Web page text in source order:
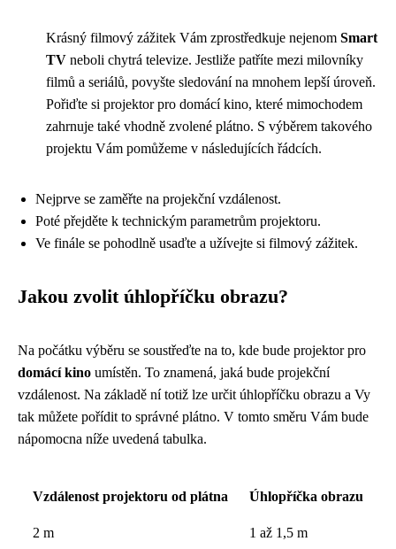
Krásný filmový zážitek Vám zprostředkuje nejenom Smart
TV neboli chytrá televize. Jestliže patříte mezi milovníky
filmů a seriálů, povyšte sledování na mnohem lepší úroveň.
Pořiďte si projektor pro domácí kino, které mimochodem
zahrnuje také vhodně zvolené plátno. S výběrem takového
projektu Vám pomůžeme v následujících řádcích.
Nejprve se zaměřte na projekční vzdálenost.
Poté přejděte k technickým parametrům projektoru.
Ve finále se pohodlně usaďte a užívejte si filmový zážitek.
Jakou zvolit úhlopříčku obrazu?
Na počátku výběru se soustřeďte na to, kde bude projektor pro
domácí kino umístěn. To znamená, jaká bude projekční
vzdálenost. Na základě ní totiž lze určit úhlopříčku obrazu a Vy
tak můžete pořídit to správné plátno. V tomto směru Vám bude
nápomocna níže uvedená tabulka.
Vzdálenost projektoru od plátna Úhlopříčka obrazu
2 m 1 až 1,5 m